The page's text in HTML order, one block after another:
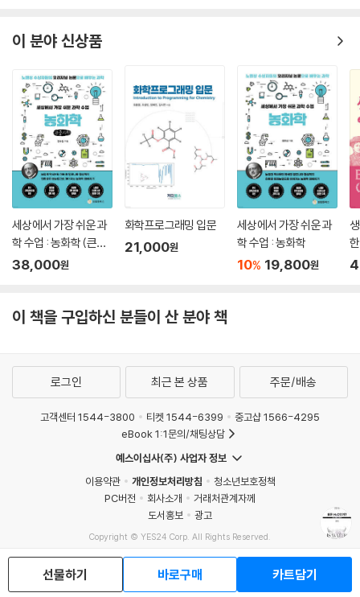
다. 무수한 사람들이 창조론이 설득력 있다고 느끼는 것에는 틀림없이 어
떤 이유가 있다. 그렇게 느끼지 말아야 한다고 당신이 생각한다면, 그들을
비롯된 집단 망상이라고 당신이 생각한다면, 정신의학에 입문하라! 더 그
럴싸하고 창조적인 제안은 이것이다. 창조론자들의 생각은 검증 불가능하
다는 주장만 되풀이하지 말고, 창조론자들을 격려하여 그들의 생각을 검증
할 구체적인 방법들을 고안하게 하면 어떻겠는가?
--- p.550
그런 일에 공을 들이는 것은 시간 낭비라고, 과학자들은 단지 자신들의 연
구 프로젝트를 최선의 지적 논증으로 정당화하고 정부와 재단들은 그냥 필
요한 지원을 해주면 그만이라고 한탄하는 사람들도 있을지 모르겠다. 그러
나 그것은 오직 20세기 중반 미국에서 물리학과 관련 과학들만 누린 매우
--- p.593
다. 예컨대 중세 유럽의 거대한 대성당들을 생각해보라. 나는 그것들을 더
없이 존경한다. 그것들을 설계하고 건축하는 데 필요했을 탁월한 솜씨와
조직력뿐 아니라, 기술의 지원이 그토록 빈약했던 시절에 그런 엄청난 건
물들을 세울 생각을 품기만 하기 위해서도 반드시 필요했을 헌신과 확신도
더없이 존경스럽다. 그러나 그 모든 마땅한 존경과 더불어, 나는 그 대성당
들을 지은 사람들은 틀림없이 종교적 광신주의자였으며 광신주의는 그런
위대한 성취들에 필수적이었음에 틀림없다고 결론짓지 않을 수 없다. 그
위대한 성취를 위하여 어떤 비용을 치렀을까?
1장 물과 화학혁명
르게 살해되었다!?
1장에서는 수천 년 동안 더 이상 분해될 수 없는 기본 원소로 이해되어온
물이 화합물이라는 것이 최초로 밝혀진 18세기 후반의 화학혁명을, 상보
적 과학의 시선으로 재구성한다. ‘에테르’와 더불어 잘못된 과학적 개념의
예로 흔히 거론되는 ‘플로지스톤’을 기반으로 한 당시의 화학은, 실은 매우
설득력 있는 지식 시스템이었다. 반면 라부아지에의 화학에는 당시에도 많
은 난점들이 있었으며, 대표적으로 ‘산소’(oxygen=산acid-생산자)라는
명칭 자체가 산성에 대한 그릇된 이해를 대표한다. 저자는 플로지스톤이
때 이르게 살해되었다고 결론내리며 그 개념이 존속했더라면 더 좋았을 것
이라고 주장한다. 그러나 이후의 화학사를 살펴보면 플로지스톤이 다른 이
름으로 사실상 재도입되었다는 것을 알 수 있다. 플로지스톤을 위한 변론
이 어떤 쾌감마저 느껴질 것이다.
템의 잊힌 장점들과 그 시스템이 19세기에 가져올 수 있었을 혜택들에 대
해서 논하고 있다. 설령 플로지스톤의 상실된 미래에 관한 나의 구체적 생
력이 해방되는 효과가 나기를 희망한다.” (140쪽)
2장 전기분해: 혼란의 더미와 양극의 당김
☞ 전기분해의 등장! 전기분해는 사실 분해가 아니라 합성이다?
: 2장에서는 1800년에 알렉산드로 볼타의 파일(전지) 발명으로 가능해진
물의 전기분해를 둘러싼 초기 전기화학의 역사를 살펴본다. 물은 원소가
아니라 화합물이라는 라부아지에의 주장이 옳다면 물을 수소와 산소로 분
해하는 것도 가능할 것이다. 물에 금속을 넣어 양쪽 전극을 만들고 전류를
흘려보내 산소와 수소 기체를 얻는 전기분해는, 물이 화합물이라는 주장에
이 분야 신상품
세상에서 가장 쉬운 과
학 수업 : 농화학 (큰글
자책)
38,000원
화학프로그래밍 입문
21,000원
세상에서 가장 쉬운 과
학 수업 : 농화학
10% 19,800원
이 책을 구입하신 분들이 산 분야 책
선물하기 바로구매 카트담기
로그인 최근 본 상품 주문/배송
고객센터 1544-3800 티켓 1544-6399
중고샵 1566-4295
eBook 1:1문의/채팅상담
예스이십사(주) 사업자 정보
이용약관
개인정보처리방침
청소년보호정책
PC버전
회사소개
거래처관계자께
도서홍보
광고
Copyright © YES24 Corp. All Rights Reserved.